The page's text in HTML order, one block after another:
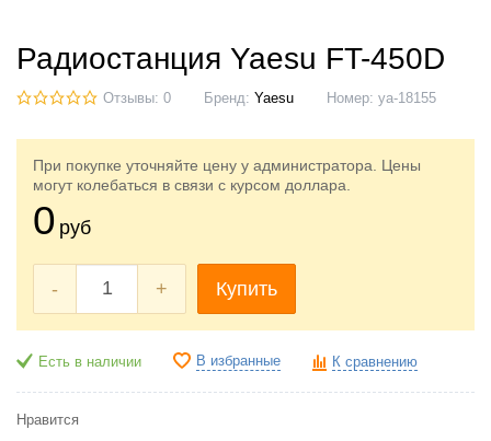
Радиостанция Yaesu FT-450D
Отзывы: 0 Бренд: Yaesu Номер: ya-18155
При покупке уточняйте цену у администратора. Цены
могут колебаться в связи с курсом доллара.
0 руб
- + Купить
Есть в наличии В избранные К сравнению
Нравится